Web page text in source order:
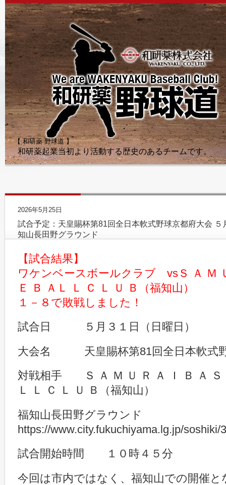
【 和研薬 野球道 】
和研薬起業当初より活動する歴史のあるチームです。
試合予定：天皇賜杯第81回全日本軟式野球京都府大会
知山長田野グラウンド
2026年5月25日
【試合結果】
ワケンベースボールクラブ vsＳ Ａ Ｍ
Ｅ Ｂ ＡＬ Ｌ Ｃ Ｌ Ｕ Ｂ（福知山）
１－８で敗戦しました！
試合日 ５月３１日（日曜日）
大会名 天皇賜杯第81回全日本軟式野
対戦相手 Ｓ Ａ Ｍ Ｕ Ｒ Ａ Ｉ Ｂ Ａ Ｓ
Ｌ Ｌ Ｃ Ｌ Ｕ Ｂ（福知山）
福知山長田野グラウンド
https://www.city.fukuchiyama.lg.jp/soshiki/
試合開始時間 １０時４５分
今回は市内ではなく、福知山での開催と